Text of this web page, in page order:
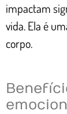
impactam
vida. Ela é
corpo.